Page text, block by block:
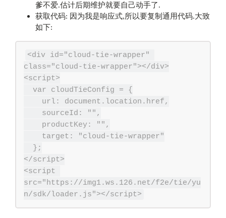
爹不爱.估计后期维护就要自己动手了.
获取代码: 因为我是响应式,所以要复制通用代码.大致
如下:
<div id="cloud-tie-wrapper"
class="cloud-tie-wrapper"></div>
<script>
</script>
<script
src="https://img1.ws.126.net/f2e/tie/yu